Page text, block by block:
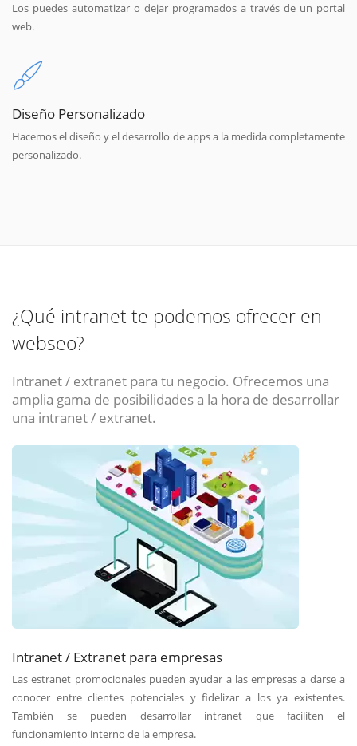
Los puedes automatizar o dejar programados a través de un portal
web.
Diseño Personalizado
Hacemos el diseño y el desarrollo de apps a la medida completamente
personalizado.
¿Qué intranet te podemos ofrecer en
webseo?
Intranet / extranet para tu negocio. Ofrecemos una
amplia gama de posibilidades a la hora de desarrollar
una intranet / extranet.
Intranet / Extranet para empresas
Las estranet promocionales pueden ayudar a las empresas a darse a
conocer entre clientes potenciales y fidelizar a los ya existentes.
También se pueden desarrollar intranet que faciliten el
funcionamiento interno de la empresa.